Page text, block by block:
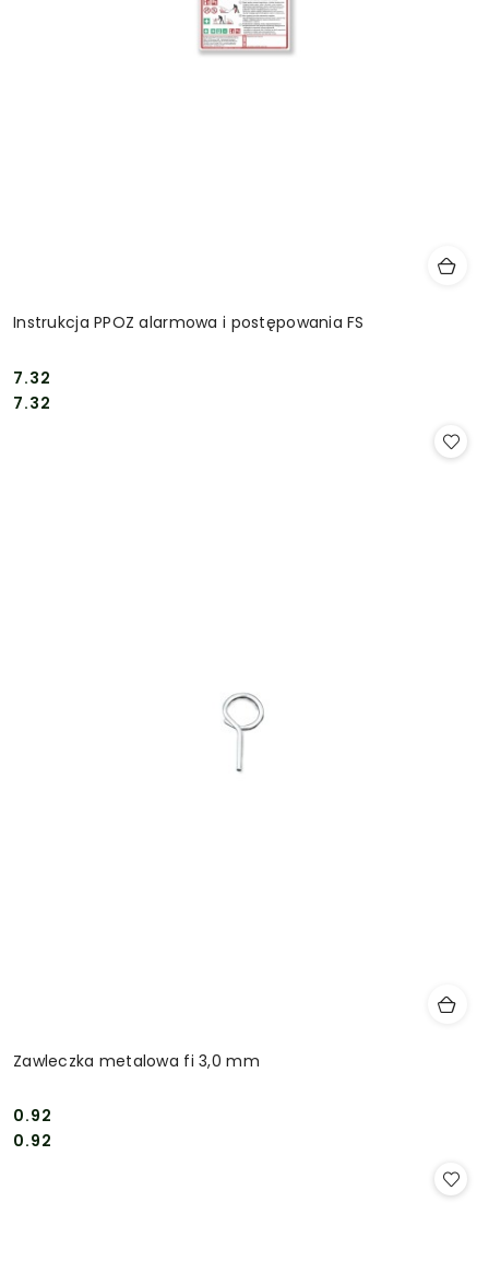
Instrukcja PPOZ alarmowa i postępowania FS
Cena:
7.32
Cena:
7.32
Zawleczka metalowa fi 3,0 mm
Cena:
0.92
Cena:
0.92